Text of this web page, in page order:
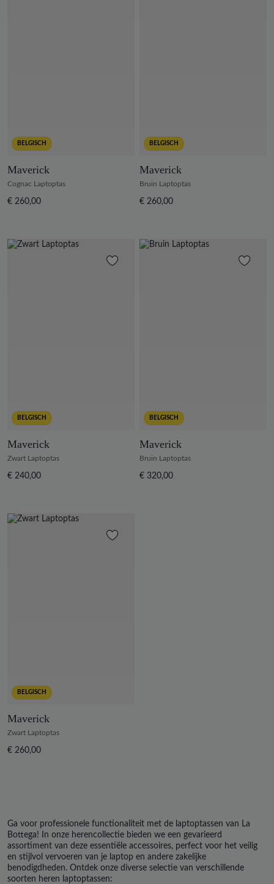
BELGISCH
Maverick
Cognac Laptoptas
€ 260,00
BELGISCH
Maverick
Bruin Laptoptas
€ 260,00
BELGISCH
Maverick
Zwart Laptoptas
€ 240,00
BELGISCH
Maverick
Bruin Laptoptas
€ 320,00
BELGISCH
Maverick
Zwart Laptoptas
€ 260,00
Ga voor professionele functionaliteit met de laptoptassen van La
Bottega! In onze herencollectie bieden we een gevarieerd
assortiment van deze essentiële accessoires, perfect voor het veilig
en stijlvol vervoeren van je laptop en andere zakelijke
benodigdheden. Ontdek onze diverse selectie van verschillende
soorten heren laptoptassen: